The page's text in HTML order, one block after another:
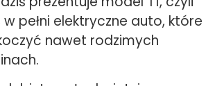
pełni elektryczne auto, które
nawet rodzimych